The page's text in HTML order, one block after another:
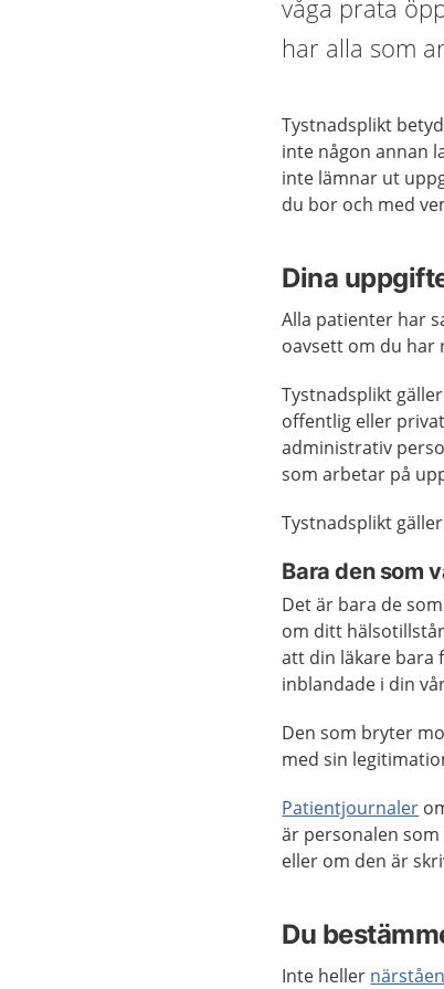
våga prata
har alla som
Tystnadsplikt
inte någon annan
inte lämnar ut
du bor och med
Dina
Alla patienter har
oavsett om du har
Tystnadsplikt
offentlig eller
administrativ
som arbetar på
Tystnadsplikt
Bara den som
Det är bara de
om ditt
att din läkare bara
inblandade i din
Den som bryter
med sin
Patientjournaler
är personalen
eller om den är
Du
Inte heller